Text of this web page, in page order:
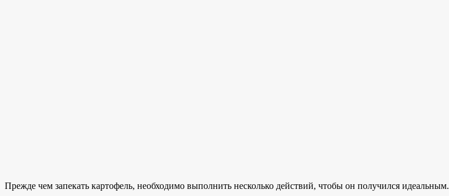
Прежде чем запекать картофель, необходимо выполнить несколько действий, чтобы он получился идеальным.